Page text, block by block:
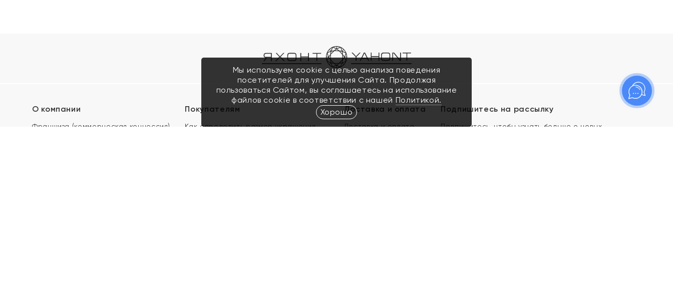
О компании
Франшиза (коммерческая концессия)
Покупателям
Как определить размер украшения
Доставка и оплата
Доставка и оплата
Подпишитесь на рассылку
Подпишитесь, чтобы узнать больше о новых
Мы используем cookie с целью анализа поведения
посетителей для улучшения Сайта. Продолжая
пользоваться Сайтом, вы соглашаетесь на использование
файлов cookie в соответствии с нашей Политикой.
Хорошо